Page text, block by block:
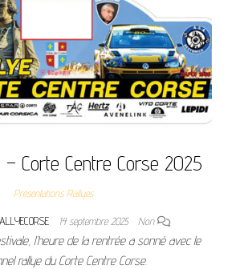
Corte Centre Corse 2025
Présentations Rallyes
14 septembre 2025 Non
l’heure de la rentrée a sonné avec le
rallye du Corte Centre Corse.